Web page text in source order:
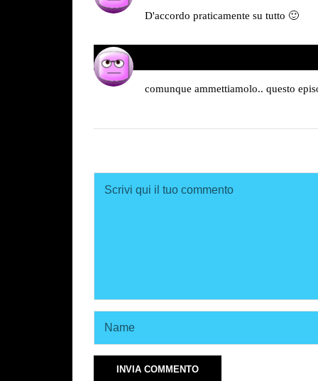
D'accordo praticamente su tutto 🙂
comunque ammettiamolo.. questo